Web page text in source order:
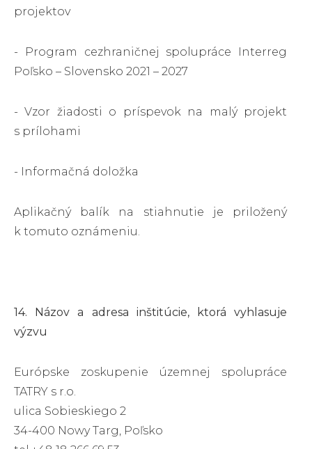
projektov
- Program cezhraničnej spolupráce Interreg
Poľsko – Slovensko 2021 – 2027
- Vzor žiadosti o príspevok na malý projekt
s prílohami
- Informačná doložka
Aplikačný balík na stiahnutie je priložený
k tomuto oznámeniu.
14. Názov a adresa inštitúcie, ktorá vyhlasuje
výzvu
Európske zoskupenie územnej spolupráce
TATRY s r.o.
ulica Sobieskiego 2
34-400 Nowy Targ, Poľsko